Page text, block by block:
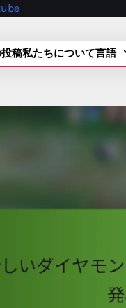
稿私たちについて言語